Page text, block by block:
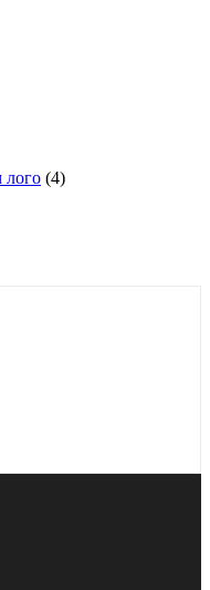
лого (4)